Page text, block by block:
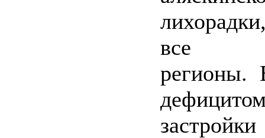
все
регионы.